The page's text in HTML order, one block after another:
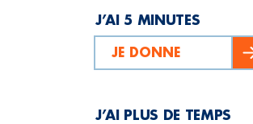
J’AI 5 MINUTES
JE DONNE
J’AI PLUS DE TEMPS